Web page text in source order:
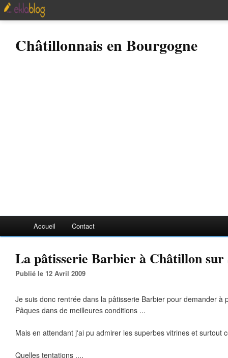
Châtillonnais en Bourgogne
Accueil Contact
La pâtisserie Barbier à Châtillon sur
Publié le 12 Avril 2009
Je suis donc rentrée dans la pâtisserie Barbier pour demander à
Pâques dans de meilleures conditions ...
Mais en attendant j'ai pu admirer les superbes vitrines et surtout
Quelles tentations ....